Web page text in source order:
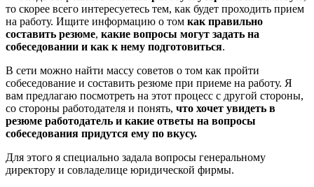
то скорее всего интересуетесь тем, как будет проходить прием
на работу. Ищите информацию о том как правильно
составить резюме, какие вопросы могут задать на
собеседовании и как к нему подготовиться.
В сети можно найти массу советов о том как пройти
собеседование и составить резюме при приеме на работу. Я
вам предлагаю посмотреть на этот процесс с другой стороны,
со стороны работодателя и понять, что хочет увидеть в
резюме работодатель и какие ответы на вопросы
собеседования придутся ему по вкусу.
Для этого я специально задала вопросы генеральному
директору и совладелице юридической фирмы.